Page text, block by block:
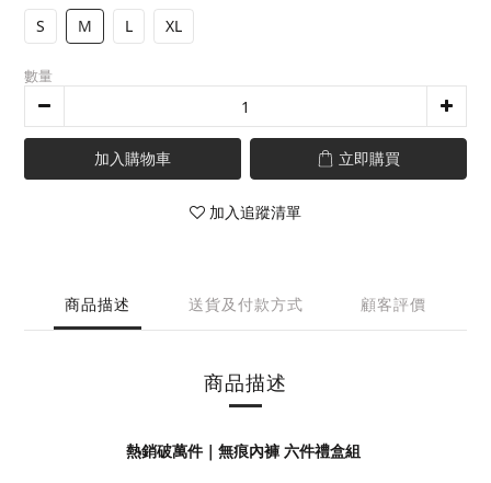
S M L XL
數量
加入購物車 立即購買
加入追蹤清單
商品描述 送貨及付款方式 顧客評價
商品描述
熱銷破萬件｜無痕內褲 六件禮盒組